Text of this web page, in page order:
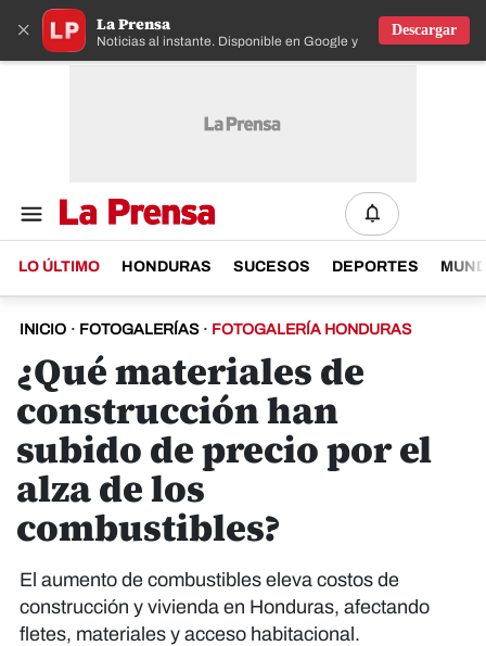
× La Prensa
Noticias al instante. Disponible en Google y IOS
Descargar
LO ÚLTIMO HONDURAS SUCESOS DEPORTES
INICIO · FOTOGALERÍAS · FOTOGALERÍA HONDURAS
¿Qué materiales de
construcción han
subido de precio por el
alza de los
combustibles?
El aumento de combustibles eleva costos de
construcción y vivienda en Honduras, afectando
fletes, materiales y acceso habitacional.